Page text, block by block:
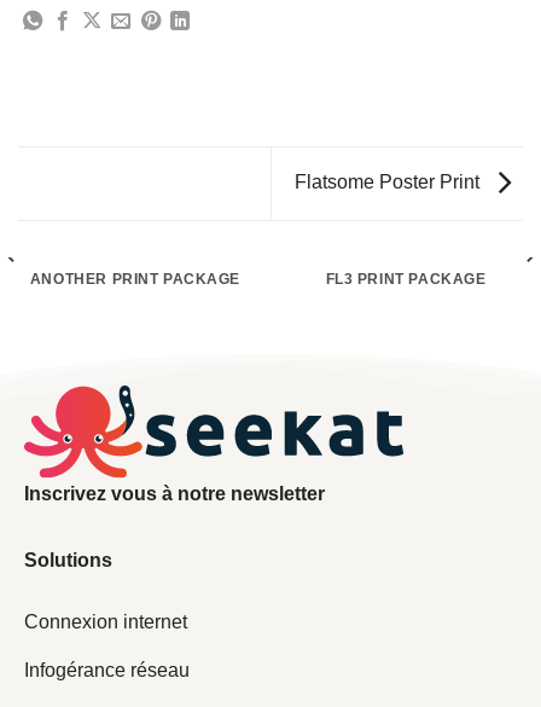
Flatsome Poster Print
ANOTHER PRINT PACKAGE FL3 PRINT PACKAGE
Inscrivez vous à notre newsletter
Solutions
Connexion internet
Infogérance réseau